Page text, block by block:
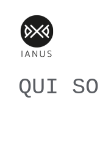
content
QUI